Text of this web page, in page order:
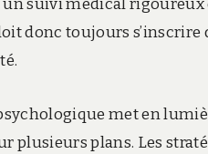
suivi médical
donc toujours
met en
plusieurs plans. Les